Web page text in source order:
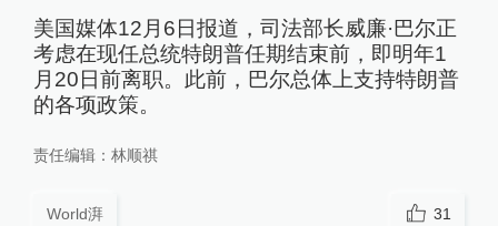
美国媒体12月6日报道，司法部长威廉·巴尔正
考虑在现任总统特朗普任期结束前，即明年1
月20日前离职。此前，巴尔总体上支持特朗普
的各项政策。
责任编辑： 林顺祺
World湃 31